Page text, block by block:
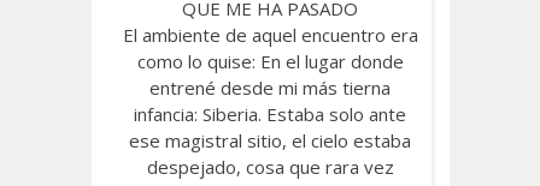
QUE ME HA PASADO
El ambiente de aquel encuentro era
como lo quise: En el lugar donde
entrené desde mi más tierna
infancia: Siberia. Estaba solo ante
ese magistral sitio, el cielo estaba
despejado, cosa que rara vez